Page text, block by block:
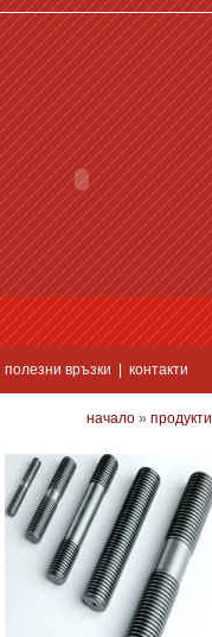
полезни връзки контакти
начало » продукти